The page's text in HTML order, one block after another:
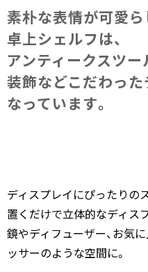
素朴な​表情が​可愛
卓上シェルフは、​
アンティークスツ
装飾などこだわっ
なっています。
ディスプレイにぴったりの
置くだけで立体的なディス
鏡やディフューザー、お気
ッサーのような空間に。